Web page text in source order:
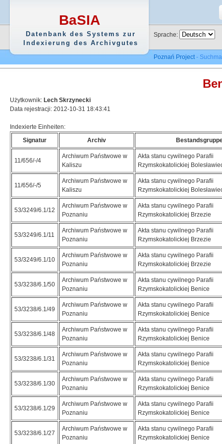
BaSIA
Datenbank des Systems zur
Indexierung des Archivgutes
Sprache:
Poznań Project-
Użytkownik: Lech Skrzynecki
Data rejestracji: 2012-10-31 18:43:41
Indexierte Einheiten:
Signatur
Archiv
11/656/-/4
Archiwum Państwowe w
Kaliszu
Akta stanu cywilnego Parafii
Rzymskokatolickiej
11/656/-/5
Archiwum Państwowe w
Kaliszu
Akta stanu cywilnego Parafii
Rzymskokatolickiej
53/3249/6.1/12
Archiwum Państwowe w
Poznaniu
Akta stanu cywilnego Parafii
Rzymskokatolickiej Brzezie
53/3249/6.1/11
Archiwum Państwowe w
Poznaniu
Akta stanu cywilnego Parafii
Rzymskokatolickiej Brzezie
53/3249/6.1/10
Archiwum Państwowe w
Poznaniu
Akta stanu cywilnego Parafii
Rzymskokatolickiej Brzezie
53/3238/6.1/50
Archiwum Państwowe w
Poznaniu
Akta stanu cywilnego Parafii
Rzymskokatolickiej Benice
53/3238/6.1/49
Archiwum Państwowe w
Poznaniu
Akta stanu cywilnego Parafii
Rzymskokatolickiej Benice
53/3238/6.1/48
Archiwum Państwowe w
Poznaniu
Akta stanu cywilnego Parafii
Rzymskokatolickiej Benice
53/3238/6.1/31
Archiwum Państwowe w
Poznaniu
Akta stanu cywilnego Parafii
Rzymskokatolickiej Benice
53/3238/6.1/30
Archiwum Państwowe w
Poznaniu
Akta stanu cywilnego Parafii
Rzymskokatolickiej Benice
53/3238/6.1/29
Archiwum Państwowe w
Poznaniu
Akta stanu cywilnego Parafii
Rzymskokatolickiej Benice
53/3238/6.1/27
Archiwum Państwowe w
Poznaniu
Akta stanu cywilnego Parafii
Rzymskokatolickiej Benice